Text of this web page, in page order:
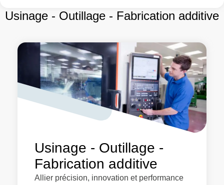
Usinage - Outillage - Fabrication additive
Usinage - Outillage -
Fabrication additive
Allier précision, innovation et performance